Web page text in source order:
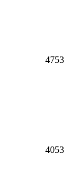
4753
4053